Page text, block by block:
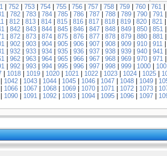
| 752 | 753 | 754 | 755 | 756 | 757 | 758 | 759 | 760 | 761 |
| 782 | 783 | 784 | 785 | 786 | 787 | 788 | 789 | 790 | 791 |
| 812 | 813 | 814 | 815 | 816 | 817 | 818 | 819 | 820 | 821 |
| 842 | 843 | 844 | 845 | 846 | 847 | 848 | 849 | 850 | 851 |
| 872 | 873 | 874 | 875 | 876 | 877 | 878 | 879 | 880 | 881 |
| 902 | 903 | 904 | 905 | 906 | 907 | 908 | 909 | 910 | 911 |
| 932 | 933 | 934 | 935 | 936 | 937 | 938 | 939 | 940 | 941 |
| 962 | 963 | 964 | 965 | 966 | 967 | 968 | 969 | 970 | 971 |
| 992 | 993 | 994 | 995 | 996 | 997 | 998 | 999 | 1000 |
| 1018 | 1019 | 1020 | 1021 | 1022 | 1023 | 1024 | 1025 |
| 1042 | 1043 | 1044 | 1045 | 1046 | 1047 | 1048 | 1049 |
| 1066 | 1067 | 1068 | 1069 | 1070 | 1071 | 1072 | 1073 |
| 1090 | 1091 | 1092 | 1093 | 1094 | 1095 | 1096 | 1097 |